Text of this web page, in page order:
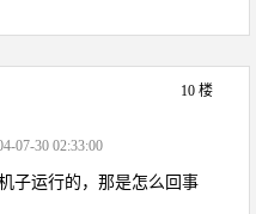
10 楼
07-30 02:33:00
子运行的，那是怎么回事